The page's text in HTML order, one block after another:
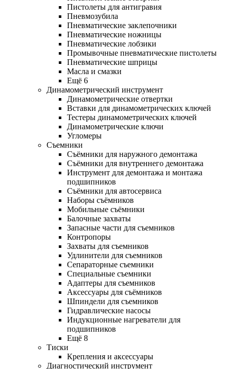
Пистолеты для антигравия
Пневмозубила
Пневматические заклепочники
Пневматические ножницы
Пневматические лобзики
Промывочные пневматические пистолеты
Пневматические шприцы
Масла и смазки
Ещё 6
Динамометрический инструмент
Динамометрические отвертки
Вставки для динамометрических ключей
Тестеры динамометрических ключей
Динамометрические ключи
Угломеры
Съемники
Съёмники для наружного демонтажа
Съёмники для внутреннего демонтажа
Инструмент для демонтажа и монтажа
подшипников
Съёмники для автосервиса
Наборы съёмников
Мобильные съёмники
Балочные захваты
Запасные части для съемников
Контропоры
Захваты для съемников
Удлинители для съемников
Сепараторные съемники
Специальные съемники
Адаптеры для съемников
Аксессуары для съёмников
Шпиндели для съемников
Гидравлические насосы
Индукционные нагреватели для
подшипников
Ещё 8
Тиски
Крепления и аксессуары
Диагностический инструмент